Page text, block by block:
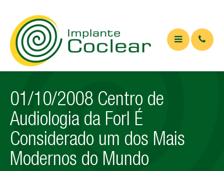
O QUE É
Implante coclear
Implante de tronco cerebral
APARELHOS
01/10/2008 Centro de
Audiologia da Forl É
Considerado um dos Mais
Modernos do Mundo